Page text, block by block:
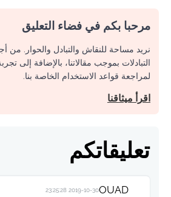
مرحبا بكم في فضاء التعليق
نريد مساحة للنقاش والتبادل والحوار. من
التبادلات بموجب مقالاتنا، بالإضافة إلى
لمراجعة قواعد الاستخدام الخاصة بنا.
اقرأ ميثاقنا
تعليقاتكم
OUAD
2019-10-30 23:25:28